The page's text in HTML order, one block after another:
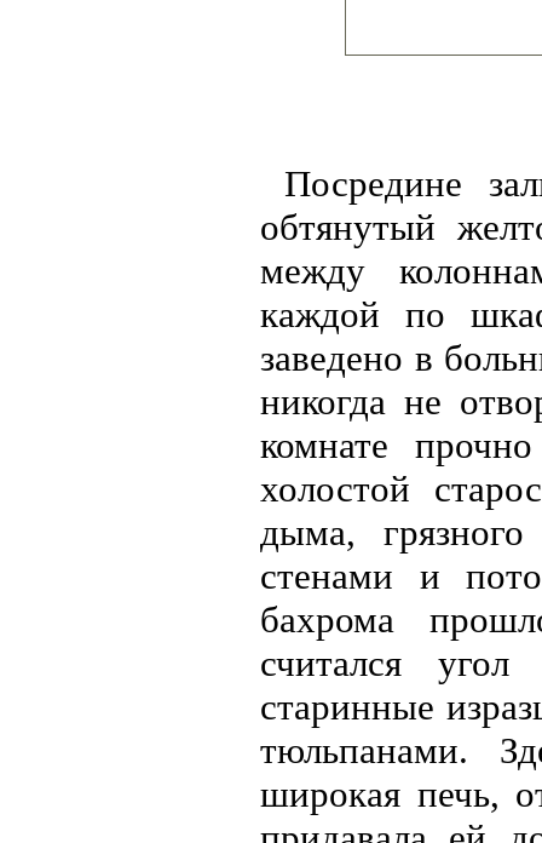
Посредине
обтянутый
между
каждой по
заведено в
никогда не
комнате
холостой
дыма,
стенами и
бахрома
считался
старинные
тюльпанами.
широкая печь,